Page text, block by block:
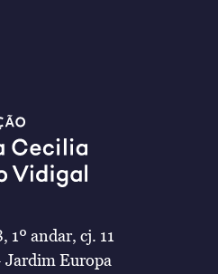
1º andar, cj. 11
Jardim Europa